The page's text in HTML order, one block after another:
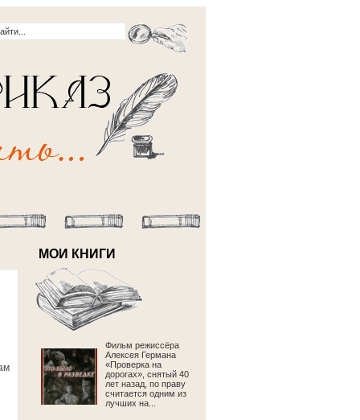
МОИ КНИГИ
Фильм режиссёра
Алексея Германа
«Проверка на
дорогах», снятый 40
лет назад, по праву
считается одним из
лучших на...